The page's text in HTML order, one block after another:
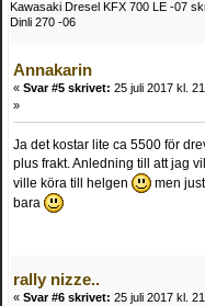
Kawasaki Dresel KFX 700 LE -07
Dinli 270 -06
Annakarin
« Svar #5 skrivet: 25 juli 2017 kl.
»
Ja det kostar lite ca 5500 för
plus frakt. Anledning till att jag
ville köra till helgen
men
bara
rally nizze..
« Svar #6 skrivet: 25 juli 2017 kl.